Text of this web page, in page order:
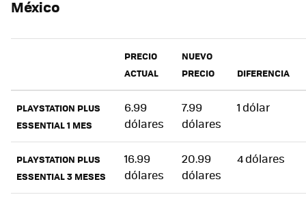
México
PRECIO
ACTUAL
NUEVO
PRECIO
DIFERENCIA
PLAYSTATION PLUS
ESSENTIAL 1 MES
6.99
dólares
7.99
dólares
1 dólar
PLAYSTATION PLUS
ESSENTIAL 3 MESES
16.99
dólares
20.99
dólares
4 dólares